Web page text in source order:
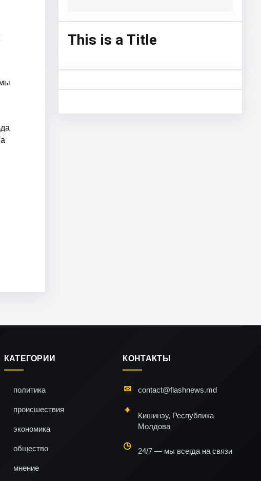
This is a Title
КАТЕГОРИИ
политика
происшествия
экономика
общество
мнение
КОНТАКТЫ
contact@flashnews.md
Кишинэу, Республика
Молдова
24/7 — мы всегда на связи